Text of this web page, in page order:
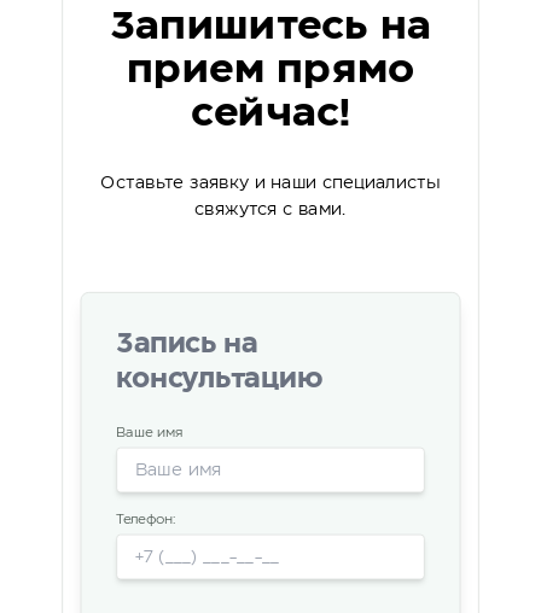
Запишитесь на
прием прямо
сейчас!
Оставьте заявку и наши специалисты
свяжутся с вами.
Запись на
консультацию
Ваше имя
Телефон: